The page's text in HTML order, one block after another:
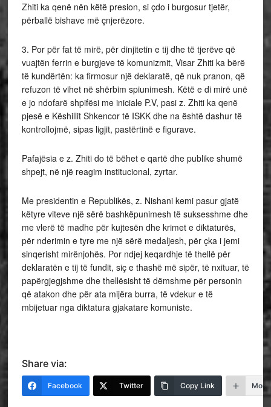
Zhiti ka qenë nën këtë presion, si çdo i burgosur tjetër,
përballë bishave më çnjerëzore.
3. Por për fat të mirë, për dinjitetin e tij dhe të tjerëve që
vuajtën ferrin e burgjeve të komunizmit, Visar Zhiti ka bërë
të kundërtën: ka firmosur një deklaratë, që nuk pranon, që
refuzon të vihet në shërbim spiunimesh. Këtë e di mirë unë
e jo ndofarë shpifësi me iniciale P.V, pasi z. Zhiti ka qenë
pjesë e Këshillit Shkencor të ISKK dhe na është dashur të
kontrollojmë, sipas ligjit, pastërtinë e figurave.
Pafajësia e z. Zhiti do të bëhet e qartë dhe publike shumë
shpejt, në një reagim institucional, zyrtar.
Me presidentin e Republikës, z. Nishani kemi pasur gjatë
këtyre viteve një sërë bashkëpunimesh të suksesshme dhe
me vlerë të madhe për kujtesën dhe krimet e diktaturës,
për nderimin e tyre me një sërë medaljesh, për çka i jemi
sinqerisht mirënjohës. Por ndjej keqardhje të thellë për
deklaratën e tij të fundit, siç e thashë më sipër, të nxituar, të
papërgjegjshme dhe thellësisht të dëmshme për personin
që atakon dhe për ata mijëra burra, të vdekur e të
mbijetuar nga diktatura gjakatare komuniste.
Share via:
Facebook Twitter Copy Link More